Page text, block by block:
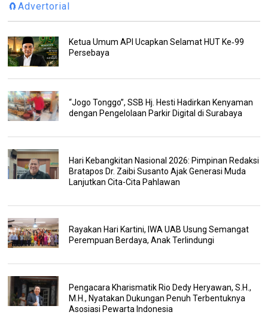
🧲Advertorial
Ketua Umum API Ucapkan Selamat HUT Ke‑99
Persebaya
“Jogo Tonggo”, SSB Hj. Hesti Hadirkan Kenyaman
dengan Pengelolaan Parkir Digital di Surabaya
Hari Kebangkitan Nasional 2026: Pimpinan Redaksi
Bratapos Dr. Zaibi Susanto Ajak Generasi Muda
Lanjutkan Cita-Cita Pahlawan
Rayakan Hari Kartini, IWA UAB Usung Semangat
Perempuan Berdaya, Anak Terlindungi
Pengacara Kharismatik Rio Dedy Heryawan, S.H.,
M.H., Nyatakan Dukungan Penuh Terbentuknya
Asosiasi Pewarta Indonesia